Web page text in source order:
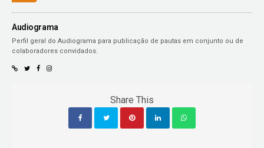
Audiograma
Perfil geral do Audiograma para publicação de pautas em conjunto ou de
colaboradores convidados.
Share This